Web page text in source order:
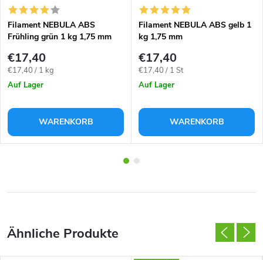
Filament NEBULA ABS
Frühling grün 1 kg 1,75 mm
€17,40
Verkaufspreis:
€17,40 / 1 kg
Auf Lager
WARENKORB
Filament NEBULA ABS gelb 1
kg 1,75 mm
€17,40
Verkaufspreis:
€17,40 / 1 St
Auf Lager
WARENKORB